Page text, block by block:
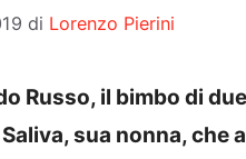
di Lorenzo Pierini
Russo, il bimbo di
sua nonna, che